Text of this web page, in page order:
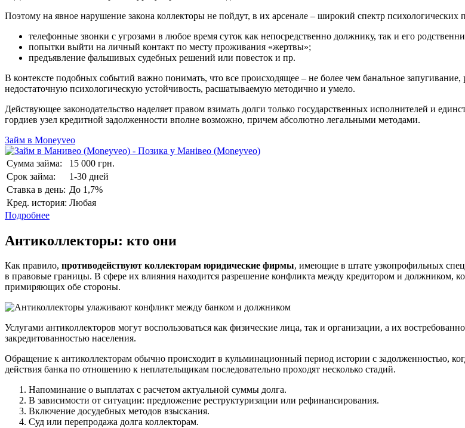
Поэтому на явное нарушение закона коллекторы не пойдут, в их арсенале – широкий спектр психологических
телефонные звонки с угрозами в любое время суток как непосредственно должнику, так и его
попытки выйти на личный контакт по месту проживания «жертвы»;
предъявление фальшивых судебных решений или повесток и пр.
В контексте подобных событий важно понимать, что все происходящее – не более чем банальное
недостаточную психологическую устойчивость, расшатываемую методично и умело.
Действующее законодательство наделяет правом взимать долги только государственных исполнителей и
гордиев узел кредитной задолженности вполне возможно, причем абсолютно легальными методами.
Займ в Moneyveo
Сумма займа:
15 000 грн.
Срок займа:
1-30 дней
Ставка в день: До 1,7%
Кред. история: Любая
Подробнее
Антиколлекторы: кто они
Как правило, противодействуют коллекторам юридические фирмы, имеющие в штате узкопрофильных
в правовые границы. В сфере их влияния находится разрешение конфликта между кредитором и должником,
примиряющих обе стороны.
Услугами антиколлекторов могут воспользоваться как физические лица, так и организации, а их
закредитованностью населения.
Обращение к антиколлекторам обычно происходит в кульминационный период истории с задолженностью,
действия банка по отношению к неплательщикам последовательно проходят несколько стадий.
Напоминание о выплатах с расчетом актуальной суммы долга.
В зависимости от ситуации: предложение реструктуризации или рефинансирования.
Включение досудебных методов взыскания.
Суд или перепродажа долга коллекторам.